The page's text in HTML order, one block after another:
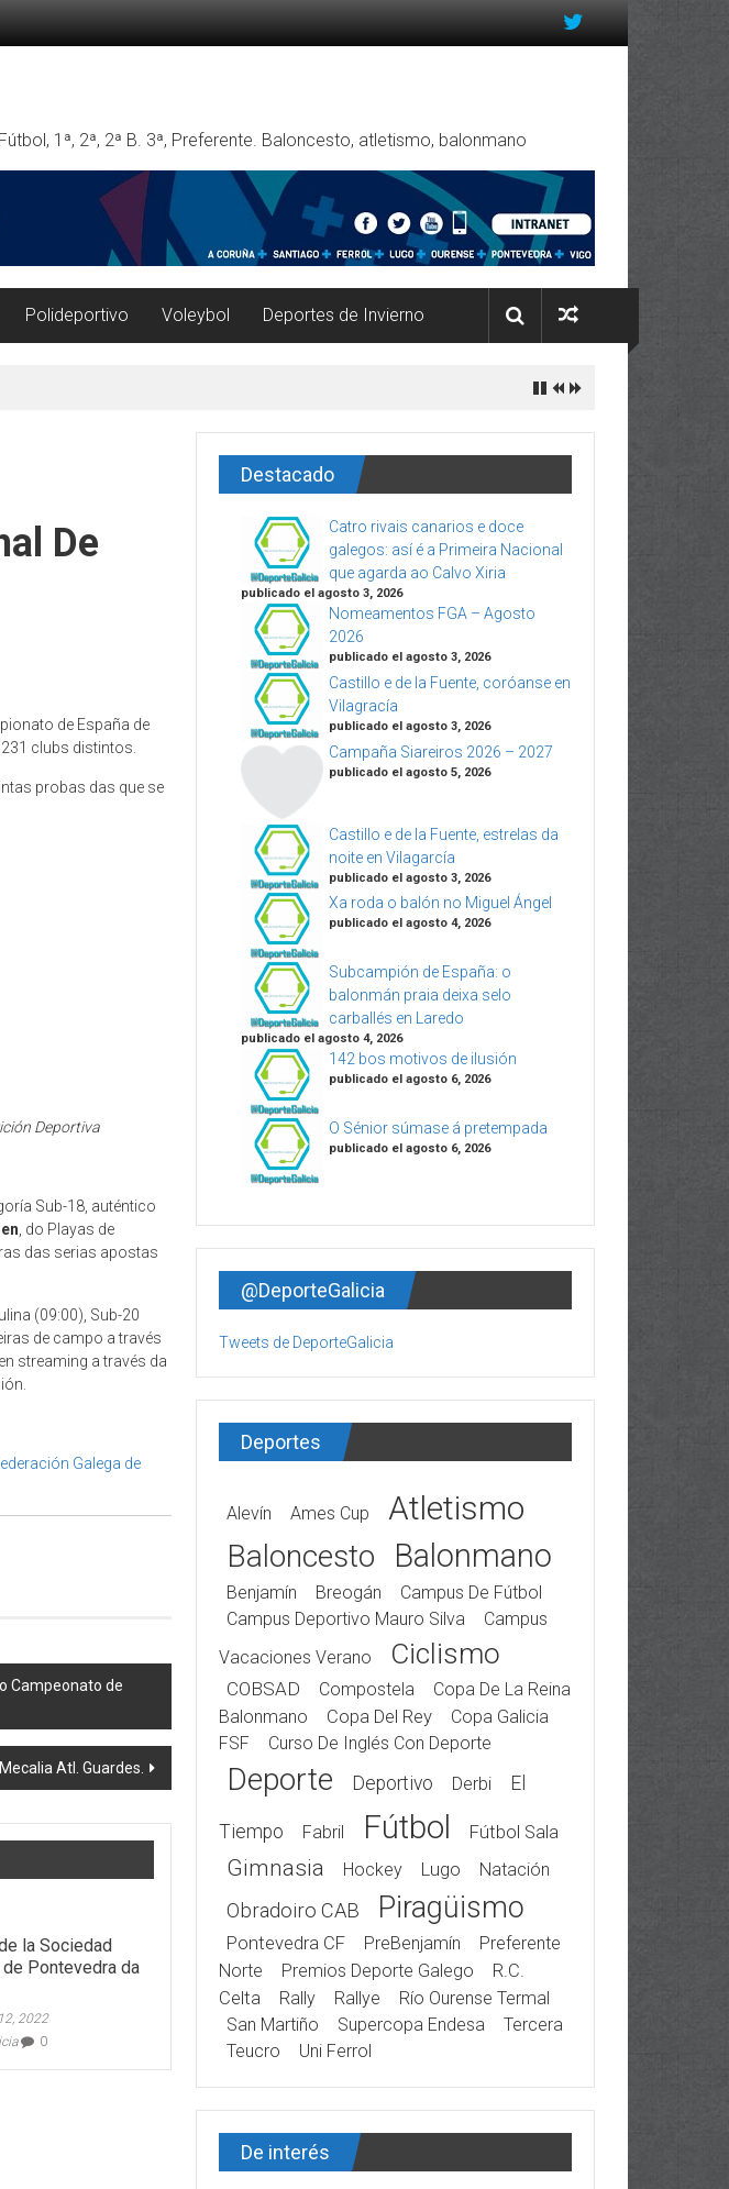
1ª, 2ª, 2ª B. 3ª, Preferente. Baloncesto, atletismo, balonmano
Polideportivo Voleybol Deportes de Invierno
De
de España de
clubs distintos.
probas das que se
Deportiva
Sub-18, auténtico
, do Playas de
das serias apostas
(09:00), Sub-20
de campo a través
streaming a través da
Galega de
Campeonato de
Atl. Guardes.
la Sociedad
Pontevedra da
2022
0
Destacado
Catro rivais canarios e doce
galegos: así é a Primeira Nacional
que agarda ao Calvo Xiria
publicado el agosto 3, 2026
Nomeamentos FGA – Agosto
2026
publicado el agosto 3, 2026
Castillo e de la Fuente, coróanse en
Vilagracía
publicado el agosto 3, 2026
Campaña Siareiros 2026 – 2027
publicado el agosto 5, 2026
Castillo e de la Fuente, estrelas da
noite en Vilagarcía
publicado el agosto 3, 2026
Xa roda o balón no Miguel Ángel
publicado el agosto 4, 2026
Subcampión de España: o
balonmán praia deixa selo
carballés en Laredo
publicado el agosto 4, 2026
142 bos motivos de ilusión
publicado el agosto 6, 2026
O Sénior súmase á pretempada
publicado el agosto 6, 2026
@DeporteGalicia
Tweets de DeporteGalicia
Deportes
Alevín Ames Cup Atletismo
Baloncesto Balonmano
Benjamín Breogán
Campus De Fútbol
Campus Deportivo Mauro Silva
Campus
Vacaciones Verano
Ciclismo
COBSAD Compostela
Copa De La Reina
Balonmano
Copa Del Rey
Copa Galicia
FSF
Curso De Inglés Con Deporte
Deporte Deportivo Derbi El
Tiempo Fabril Fútbol Fútbol Sala
Gimnasia Hockey Lugo Natación
Obradoiro CAB Piragüismo
Pontevedra CF PreBenjamín
Preferente
Norte
Premios Deporte Galego
R.C.
Celta
Rally Rallye
Río Ourense Termal
San Martiño
Supercopa Endesa
Tercera
Teucro
Uni Ferrol
De interés